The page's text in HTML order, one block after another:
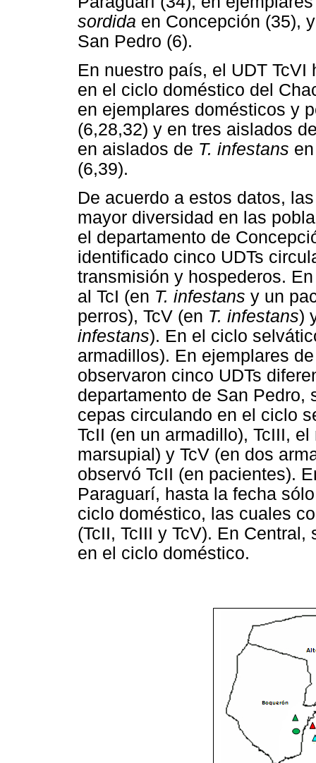
sordida en Concepción (35),
San Pedro (6).
En nuestro país, el UDT
en el ciclo doméstico del
en ejemplares domésticos y
(6,28,32) y en tres aislados
en aislados de T. infestans
(6,39).
De acuerdo a estos datos,
mayor diversidad en las
el departamento de
identificado cinco UDTs
transmisión y hospederos.
al TcI (en T. infestans y un
perros), TcV (en T. infestans)
infestans). En el ciclo
armadillos). En ejemplares
observaron cinco UDTs
departamento de San Pedro,
cepas circulando en el ciclo
TcII (en un armadillo), TcIII,
marsupial) y TcV (en dos
observó TcII (en pacientes).
Paraguarí, hasta la fecha
ciclo doméstico, las cuales
(TcII, TcIII y TcV). En
en el ciclo doméstico.